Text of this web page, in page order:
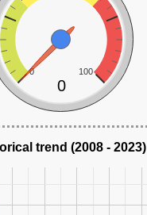
0 100
0
trend (2008 - 2023)